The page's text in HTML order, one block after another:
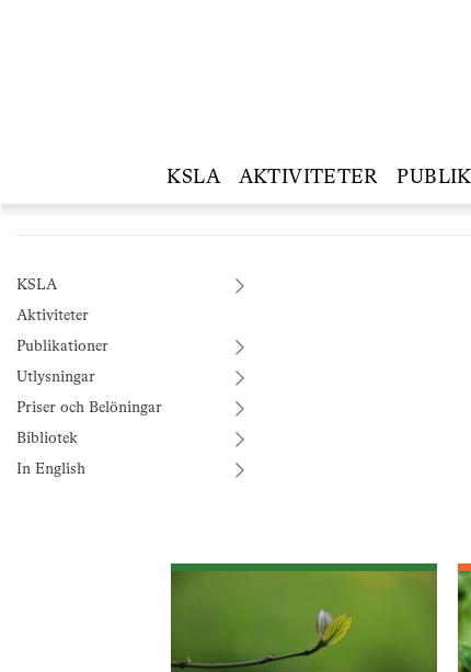
KSLA AKTIVITETER
KSLA
Aktiviteter
Publikationer
Utlysningar
Priser och Belöningar
Bibliotek
In English